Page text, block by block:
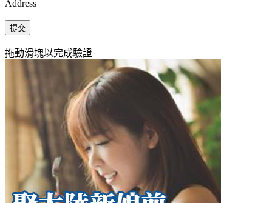
Address
提交
拖動滑塊以完成驗證